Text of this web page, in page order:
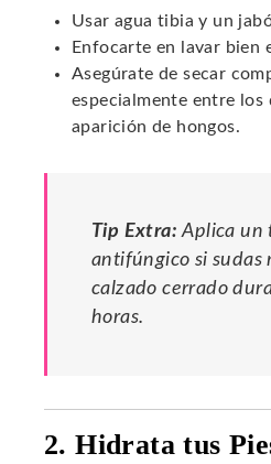
Usar agua tibia y un
Enfocarte en lavar bien
Asegúrate de secar
especialmente entre los
aparición de hongos.
Tip Extra: Aplica un
antifúngico si sudas
calzado cerrado
horas.
2. Hidrata tus